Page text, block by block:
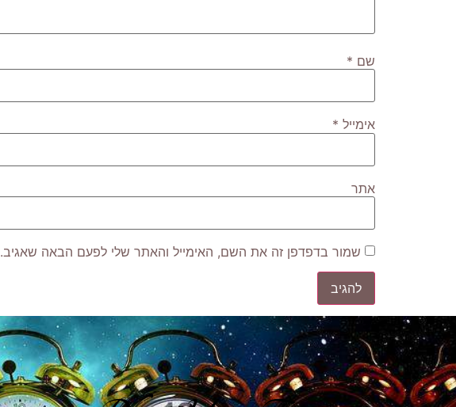
שם *
אימייל *
אתר
שמור בדפדפן זה את השם, האימייל והאתר שלי לפעם הבאה שאגיב.